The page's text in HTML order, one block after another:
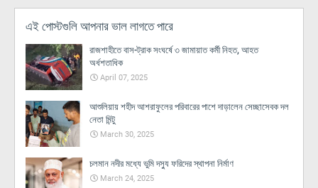
এই পোস্টগুলি আপনার ভাল লাগতে পারে
রাজশাহীতে বাস-ট্রাক সংঘর্ষে ৩ জামায়াত কর্মী নিহত, আহত
অর্ধশতাধিক
April 07, 2025
আশুলিয়ায় শহীদ আশরাফুলের পরিবারের পাশে দাড়ালেন সেচ্ছাসেবক দল
নেতা মিন্টু
March 30, 2025
চলমান নদীর মধ্যে ভুমি দস্যু ফরিদের স্থাপনা নির্মাণ
March 24, 2025